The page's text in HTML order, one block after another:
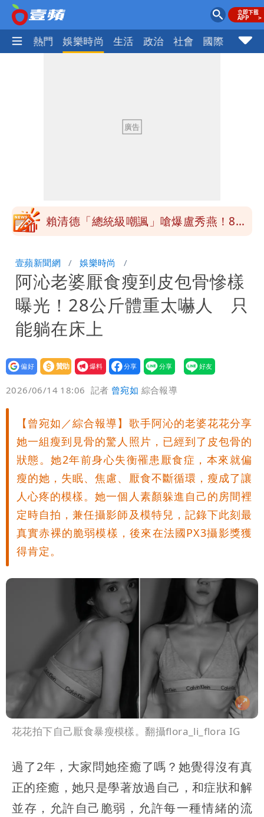
焦點 熱門 娛樂時尚 生活 政治 社會 國際 財經
白海豚路徑變了！專家：離台又更近 暴
台積電一檔狂賺76億
賴清德「總統級嘲諷」嗆爆盧秀燕！8年
超Man
駐英台北代表處徵助理 薪資99K！工作
內容讓人看傻
白海豚明恐海警！全台大雨3天「這區下
到紫爆」
伊朗撂話美盟友：快勸川普停手！否則報
復
父親節泡湯了！白海豚海警機率飆
85％ 這3天恐豪雨
道瓊再創新高！SpaceX「財報失速」蒸
發7兆
白海豚路徑變了！專家：離台又更近 暴
風圈逼近岸處
壹蘋新聞網 娛樂時尚
阿沁老婆厭食瘦到皮包骨慘樣
曝光！28公斤體重太嚇人 只
能躺在床上
設為
贊助
我要
爆料
2026/06/14 18:06 記者 曾宛如 綜合報導
【曾宛如／綜合報導】歌手阿沁的老婆花花分享
她一組瘦到見骨的驚人照片，已經到了皮包骨的
狀態。她2年前身心失衡罹患厭食症，本來就偏
瘦的她，失眠、焦慮、厭食不斷循環，瘦成了讓
人心疼的模樣。她一個人素顏躲進自己的房間裡
定時自拍，兼任攝影師及模特兒，記錄下此刻最
真實赤裸的脆弱模樣，後來在法國PX3攝影獎獲
得肯定。
花花拍下自己厭食暴瘦模樣。翻攝flora_li_flora IG
過了2年，大家問她痊癒了嗎？她覺得沒有真
正的痊癒，她只是學著放過自己，和症狀和解
並存，允許自己脆弱，允許每一種情緒的流